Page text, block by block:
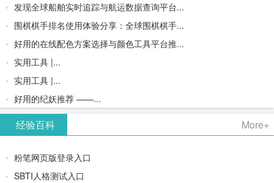
发现全球船舶实时追踪与航运数据查询平台...
围棋棋手排名使用体验分享：全球围棋棋手...
好用的在线配色方案选择与颜色工具平台推...
实用工具 |...
实用工具 |...
好用的纪妖推荐 ——...
经验百科 More+
粉笔网页版登录入口
SBTI人格测试入口